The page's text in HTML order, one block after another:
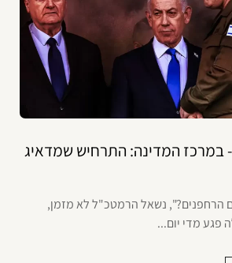
המדינה: התרחיש שמדאיג
הרחפנים?", נשאל הרמטכ"ל לא מזמן,
פגע מדי יום...